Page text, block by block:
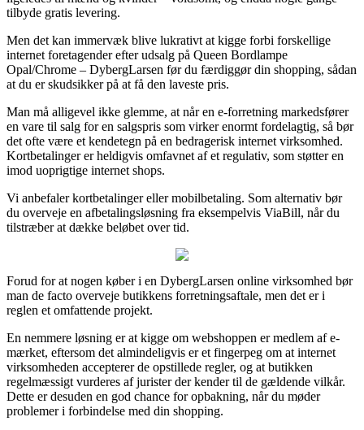
tilbyde gratis levering.
Men det kan immervæk blive lukrativt at kigge forbi forskellige
internet foretagender efter udsalg på Queen Bordlampe
Opal/Chrome – DybergLarsen før du færdiggør din shopping, sådan
at du er skudsikker på at få den laveste pris.
Man må alligevel ikke glemme, at når en e-forretning markedsfører
en vare til salg for en salgspris som virker enormt fordelagtig, så bør
det ofte være et kendetegn på en bedragerisk internet virksomhed.
Kortbetalinger er heldigvis omfavnet af et regulativ, som støtter en
imod uoprigtige internet shops.
Vi anbefaler kortbetalinger eller mobilbetaling. Som alternativ bør
du overveje en afbetalingsløsning fra eksempelvis ViaBill, når du
tilstræber at dække beløbet over tid.
Forud for at nogen køber i en DybergLarsen online virksomhed bør
man de facto overveje butikkens forretningsaftale, men det er i
reglen et omfattende projekt.
En nemmere løsning er at kigge om webshoppen er medlem af e-
mærket, eftersom det almindeligvis er et fingerpeg om at internet
virksomheden accepterer de opstillede regler, og at butikken
regelmæssigt vurderes af jurister der kender til de gældende vilkår.
Dette er desuden en god chance for opbakning, når du møder
problemer i forbindelse med din shopping.